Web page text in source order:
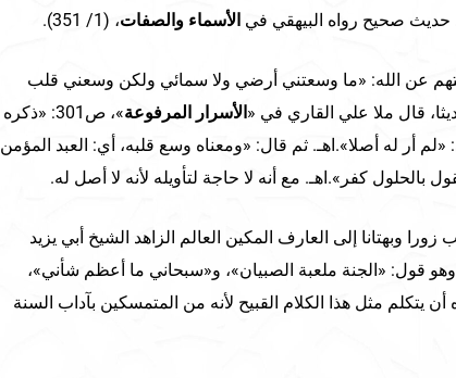
حديث صحيح رواه البيهقي في الأسماء والصفات، (1/ 351).
عن الله: «ما وسعتني أرضي ولا سمائي ولكن وسعني قلب
قال ملا علي القاري في « الأسرار المرفوعة
»، ص301: «ذكره
«لم أر له أصلا».اهـ. ثم قال: «ومعناه وسع قلبه، أي: العبد المؤمن
بالحلول كفر».اهـ. مع أنه لا حاجة لتأويله لأنه لا أصل له.
وبهتانا إلى العارف المكين العالم الزاهد الشيخ أبي يزيد
قول: «الجنة ملعبة الصبيان»، و«سبحاني ما أعظم شأني»،
يتكلم مثل هذا الكلام القبيح لأنه من المتمسكين بآداب السنة